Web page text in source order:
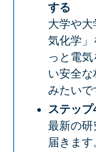
する
大学や
気化学」
っと電
い安全
みたいで
ステッ
最新の
届きま